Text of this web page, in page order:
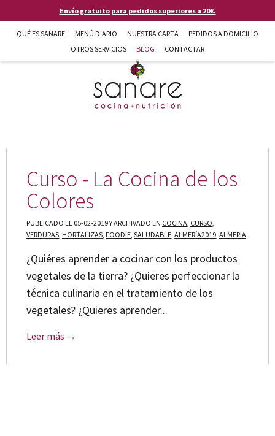
Pasar al contenido principalEnvío gratuito para pedidos superiores a 20€.
QUÉ ES SANARE MENÚ DIARIO NUESTRA CARTA
PEDIDOS A DOMICILIO
OTROS SERVICIOS
BLOG CONTACTAR
Curso - La Cocina de los
Colores
PUBLICADO EL 05-02-2019 Y ARCHIVADO EN COCINA, CURSO,
VERDURAS, HORTALIZAS, FOODIE, SALUDABLE, ALMERÍA2019, ALMERIA
¿Quiéres aprender a cocinar con los productos
vegetales de la tierra? ¿Quieres perfeccionar la
técnica culinaria en el tratamiento de los
vegetales? ¿Quieres aprender...
Leer más →